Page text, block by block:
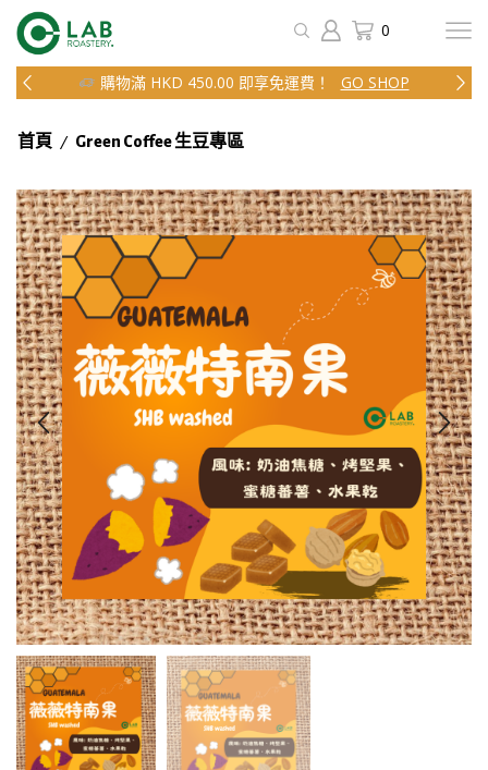
0
購物滿 HKD 450.00 即享免運費！ GO SHOP
首頁 / Green Coffee 生豆專區